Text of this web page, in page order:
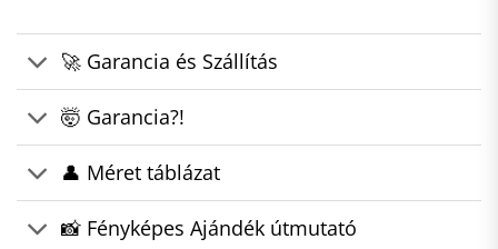
🚀 Garancia és Szállítás
🤯 Garancia?!
👤 Méret táblázat
📸 Fényképes Ajándék útmutató